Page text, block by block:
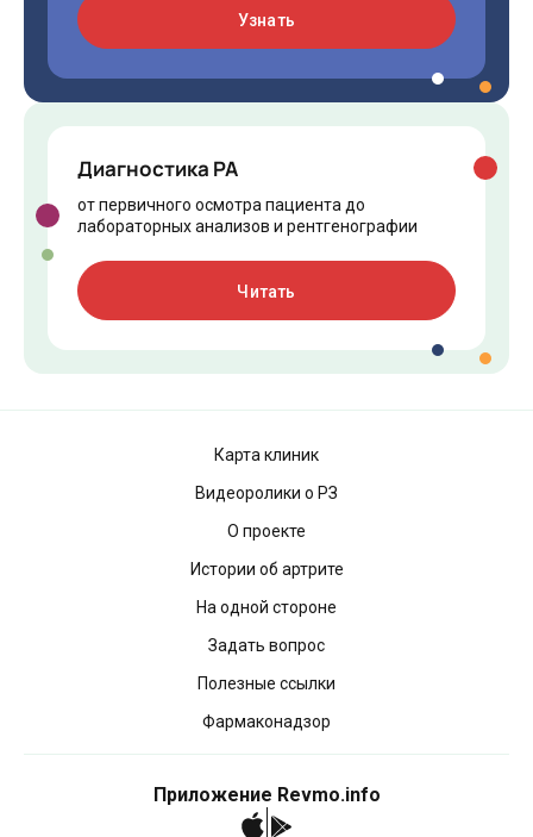
Узнать
Диагностика РА
от первичного осмотра пациента до
лабораторных анализов и рентгенографии
Читать
Приложение Revmo.info
Карта клиник
Видеоролики о РЗ
О проекте
Истории об артрите
На одной стороне
Задать вопрос
Полезные ссылки
Фармаконадзор